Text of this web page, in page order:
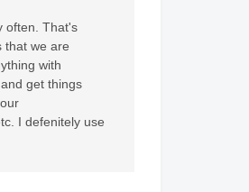
often. That's
that we are
with
get things
I defenitely use